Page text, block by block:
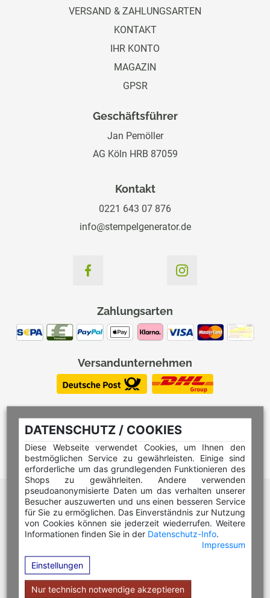
DATENSCHUTZ / COOKIES
Diese Webseite verwendet Cookies, um Ihnen den
bestmöglichen Service zu gewährleisten. Einige sind
erforderliche um das grundlegenden Funktionieren des
Shops zu gewährleiten. Andere verwenden
pseudoanonymisierte Daten um das verhalten unserer
Besucher auszuwerten und uns einen besseren Service
für Sie zu ermöglichen. Das Einverständnis zur Nutzung
von Cookies können sie jederzeit wiederrufen. Weitere
Informationen finden Sie in der Datenschutz-Info.
Impressum
Einstellungen
Nur technisch notwendige akzeptieren
VERSAND & ZAHLUNGSARTEN
KONTAKT
IHR KONTO
MAGAZIN
GPSR
Geschäftsführer
Jan Pemöller
AG Köln HRB 87059
Kontakt
0221 643 07 876
info@stempelgenerator.de
Zahlungsarten
Versandunternehmen
Hilfe Editor
Hilfe Multicolorstempel
Hilfe Rundstempel
Hilfe Stempelkissen wechseln
Hilfe Stempelplatte wechseln